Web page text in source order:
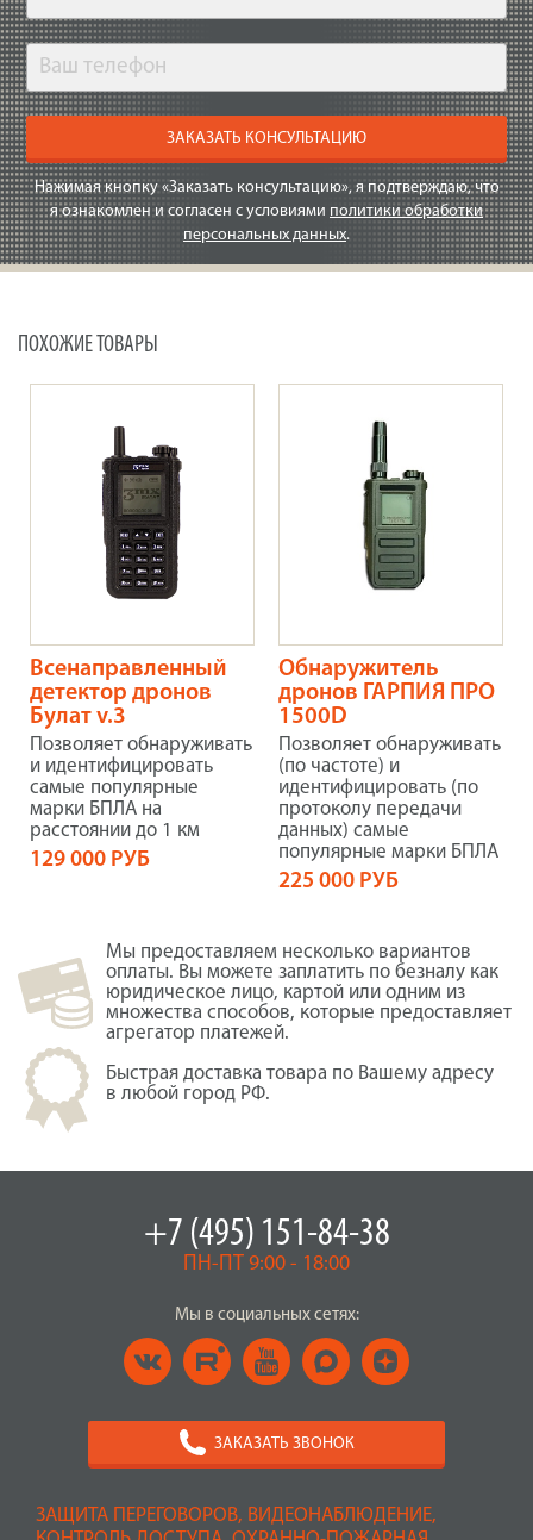
ЗАКАЗАТЬ КОНСУЛЬТАЦИЮ
Нажимая кнопку «Заказать консультацию», я подтверждаю, что
я ознакомлен и согласен с условиями политики обработки
персональных данных.
ПОХОЖИЕ ТОВАРЫ
Всенаправленный
детектор дронов
Булат v.3
Позволяет обнаруживать
и идентифицировать
самые популярные
марки БПЛА на
расстоянии до 1 км
129 000 РУБ
Обнаружитель
дронов ГАРПИЯ ПРО
1500D
Позволяет обнаруживать
(по частоте) и
идентифицировать (по
протоколу передачи
данных) самые
популярные марки БПЛА
225 000 РУБ
Мы предоставляем несколько вариантов
оплаты. Вы можете заплатить по безналу как
юридическое лицо, картой или одним из
множества способов, которые предоставляет
агрегатор платежей.
Быстрая доставка товара по Вашему адресу
в любой город РФ.
ЗАЩИТА ПЕРЕГОВОРОВ, ВИДЕОНАБЛЮДЕНИЕ,
+7 (495) 151-84-38
ПН-ПТ 9:00 - 18:00
Мы в социальных сетях:
ЗАКАЗАТЬ ЗВОНОК